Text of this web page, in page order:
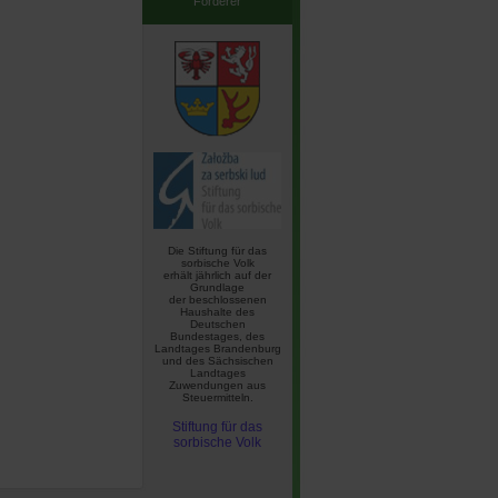
Die Stiftung für das
sorbische Volk
erhält jährlich auf der
Grundlage
der beschlossenen
Haushalte des
Deutschen
Bundestages, des
Landtages Brandenburg
und des Sächsischen
Landtages
Zuwendungen aus
Steuermitteln.
Stiftung für das
sorbische Volk